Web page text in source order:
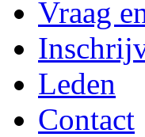
Vraag
Leden
Contact